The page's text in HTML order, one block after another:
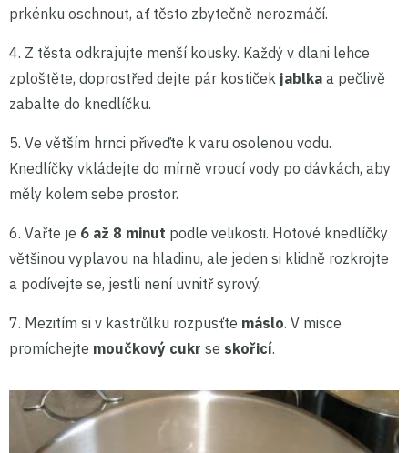
prkénku oschnout, ať těsto zbytečně nerozmáčí.
4. Z těsta odkrajujte menší kousky. Každý v dlani lehce
zploštěte, doprostřed dejte pár kostiček jablka a pečlivě
zabalte do knedlíčku.
5. Ve větším hrnci přiveďte k varu osolenou vodu.
Knedlíčky vkládejte do mírně vroucí vody po dávkách, aby
měly kolem sebe prostor.
6. Vařte je 6 až 8 minut podle velikosti. Hotové knedlíčky
většinou vyplavou na hladinu, ale jeden si klidně rozkrojte
a podívejte se, jestli není uvnitř syrový.
7. Mezitím si v kastrůlku rozpusťte máslo. V misce
promíchejte moučkový cukr se skořicí.